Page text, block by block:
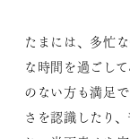
たまには、多忙
な時間を過ごし
のない方も満足
さを認識したり